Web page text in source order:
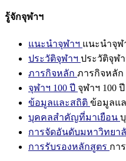
รู้จักจุฬาฯ
แนะนำจุฬาฯ แนะนำจุฬ
ประวัติจุฬาฯ ประวัติจุฬ
ภารกิจหลัก ภารกิจหลัก
จุฬาฯ 100 ปี จุฬาฯ 100 ปี
ข้อมูลและสถิติ ข้อมูลแ
บุคคลสำคัญที่มาเยือน
การจัดอันดับมหาวิทยา
การรับรองหลักสูตร กา